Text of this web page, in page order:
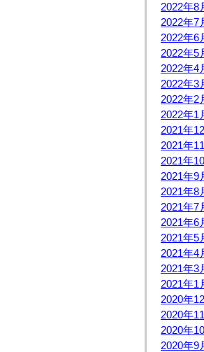
2022年8
2022年7
2022年6
2022年5
2022年4
2022年3
2022年2
2022年1
2021年
2021年
2021年
2021年9
2021年8
2021年7
2021年6
2021年5
2021年4
2021年3
2021年1
2020年
2020年
2020年
2020年9